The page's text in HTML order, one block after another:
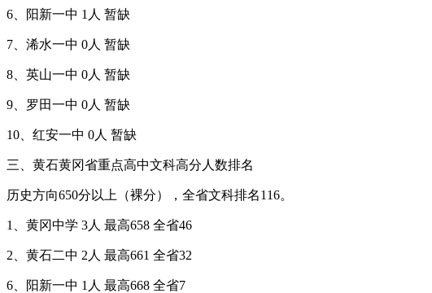
6、阳新一中 1人 暂缺
7、浠水一中 0人 暂缺
8、英山一中 0人 暂缺
9、罗田一中 0人 暂缺
10、红安一中 0人 暂缺
三、黄石黄冈省重点高中文科高分人数排名
历史方向650分以上（裸分），全省文科排名116。
1、黄冈中学 3人 最高658 全省46
2、黄石二中 2人 最高661 全省32
6、阳新一中 1人 最高668 全省7